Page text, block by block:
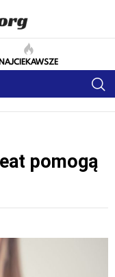
pomogą